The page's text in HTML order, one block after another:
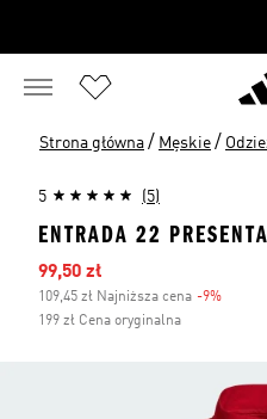
Strona główna / Męskie /
5 (5)
ENTRADA 22
Ceny na wyprzedaży
99,50 zł
109,45 zł Najniższa cena -9%
199 zł Cena oryginalna